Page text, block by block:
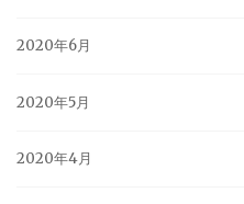
2020年6月
2020年5月
2020年4月